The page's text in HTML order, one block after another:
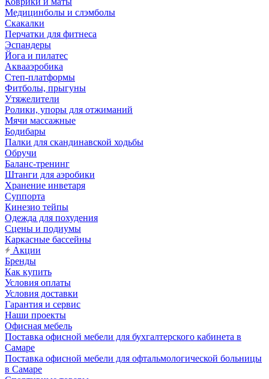
Медицинболы и слэмболы
Скакалки
Перчатки для фитнеса
Эспандеры
Йога и пилатес
Аквааэробика
Степ-платформы
Фитболы, прыгуны
Утяжелители
Ролики, упоры для отжиманий
Мячи массажные
Бодибары
Палки для скандинавской ходьбы
Обручи
Баланс-тренинг
Штанги для аэробики
Хранение инветаря
Суппорта
Кинезио тейпы
Одежда для похудения
Сцены и подиумы
Каркасные бассейны
Акции
Бренды
Как купить
Условия оплаты
Условия доставки
Гарантия и сервис
Наши проекты
Офисная мебель
Поставка офисной мебели для бухгалтерского кабинета в
Самаре
Поставка офисной мебели для офтальмологической больницы
в Самаре